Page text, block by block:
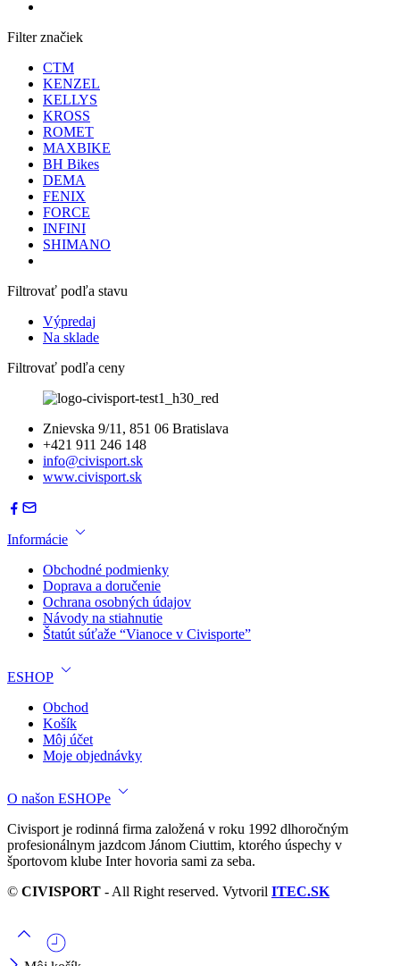
Filter značiek
CTM
KENZEL
KELLYS
KROSS
ROMET
MAXBIKE
BH Bikes
DEMA
FENIX
FORCE
INFINI
SHIMANO
Filtrovať podľa stavu
Výpredaj
Na sklade
Filtrovať podľa ceny
Znievska 9/11, 851 06 Bratislava
+421 911 246 148
info@civisport.sk
www.civisport.sk
Informácie
Obchodné podmienky
Doprava a doručenie
Ochrana osobných údajov
Návody na stiahnutie
Štatút súťaže “Vianoce v Civisporte”
ESHOP
Obchod
Košík
Môj účet
Moje objednávky
O našon ESHOPe
Civisport je rodinná firma založená v roku 1992 dlhoročným
profesionálnym jazdcom Jánom Ciuttim, ktorého úspechy v
športovom klube Inter hovoria sami za seba.
© CIVISPORT - All Right reserved. Vytvoril ITEC.SK